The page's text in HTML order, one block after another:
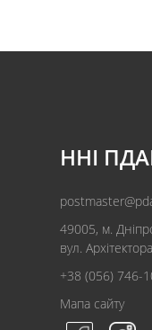
ННІ
49005, м.
вул.
+38 (056) 746-
Мапа сайту